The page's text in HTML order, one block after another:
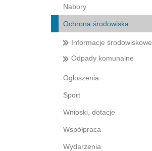
Nabory
Ochrona środowiska
Informacje środowiskowe
Odpady komunalne
Ogłoszenia
Sport
Wnioski, dotacje
Współpraca
Wydarzenia